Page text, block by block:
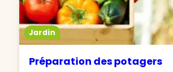
Jardin
Préparation des potagers